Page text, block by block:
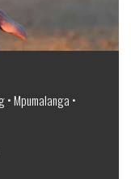
• Mpumalanga •